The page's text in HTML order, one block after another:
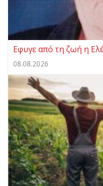
Eφυγε από τη ζωή η
08.08.2026